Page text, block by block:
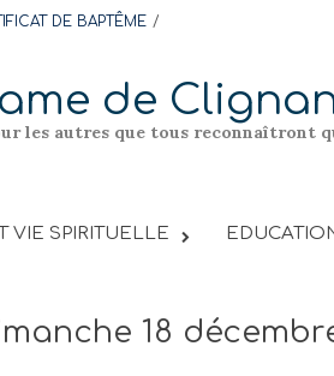
DE BAPTÊME
de
les autres que tous reconnaîtront
VIE SPIRITUELLE
18